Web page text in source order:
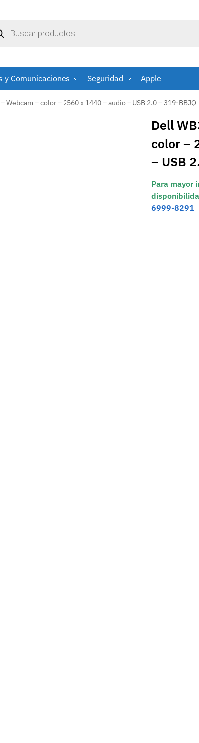
y Comunicaciones Seguridad Apple
Webcam – color – 2560 x 1440 – audio – USB 2.0 – 319-BBJQ
Dell
color –
– USB
Para mayor
6999-8291